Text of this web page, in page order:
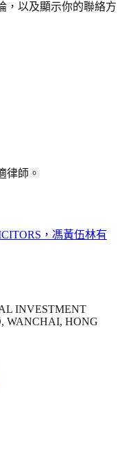
，以及顯示你的聯絡方
律師。
，馮黃伍林有
INVESTMENT
WANCHAI, HONG